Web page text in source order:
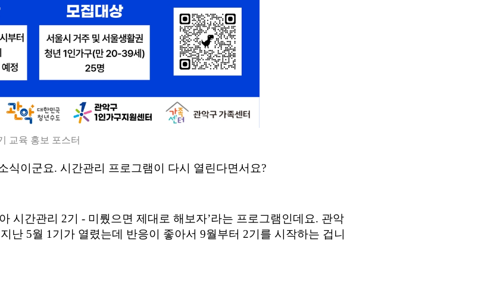
교육 홍보 포스터
식이군요. 시간관리 프로그램이 다시 열린다면서요?
시간관리 2기 - 미뤘으면 제대로 해보자’라는 프로그램인데요. 관악
지난 5월 1 기가 열렸는데 반응이 좋아서 9월부터 2기를 시작하는 겁니